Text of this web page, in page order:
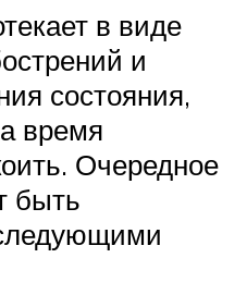
в виде
и
состояния,
время
Очередное
быть